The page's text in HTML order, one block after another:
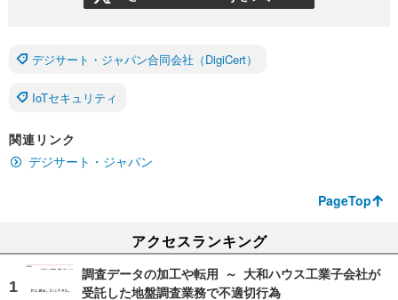
デジサート・ジャパン合同会社（DigiCert）
IoTセキュリティ
関連リンク
デジサート・ジャパン
PageTop
アクセスランキング
調査データの加工や転用 ～ 大和ハウス工業子会社が
受託した地盤調査業務で不適切行為